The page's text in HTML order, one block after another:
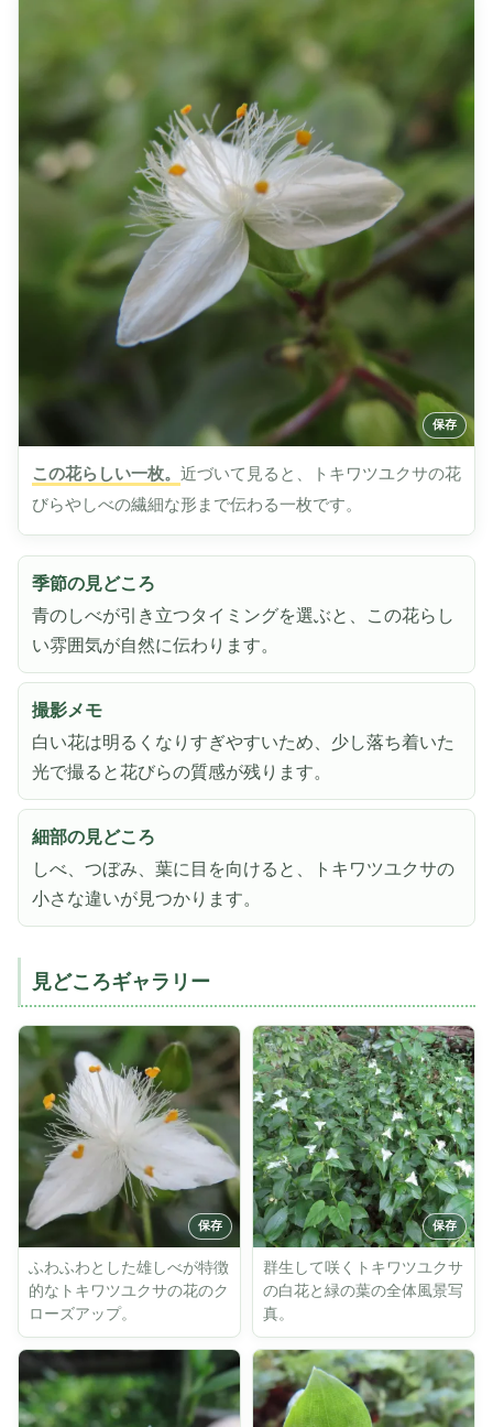
この花らしい一枚。 近づいて見ると、トキワツユクサの花
びらやしべの繊細な形まで伝わる一枚です。
季節の見どころ
青のしべが引き立つタイミングを選ぶと、この花らし
い雰囲気が自然に伝わります。
撮影メモ
白い花は明るくなりすぎやすいため、少し落ち着いた
光で撮ると花びらの質感が残ります。
細部の見どころ
しべ、つぼみ、葉に目を向けると、トキワツユクサの
小さな違いが見つかります。
見どころギャラリー
ふわふわとした雄しべが特徴
的なトキワツユクサの花のク
ローズアップ。
群生して咲くトキワツユクサ
の白花と緑の葉の全体風景写
真。